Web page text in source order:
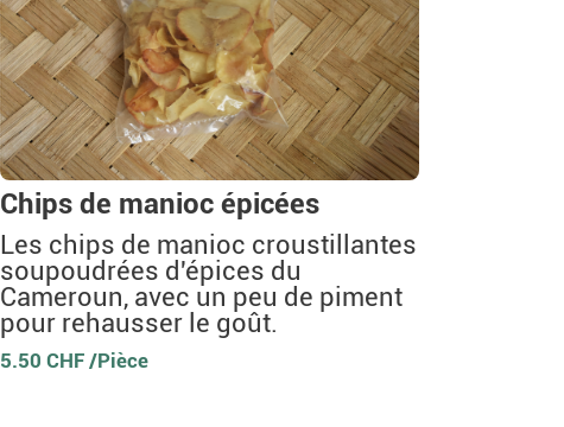
Chips de manioc épicées
Les chips de manioc croustillantes
soupoudrées d'épices du
Cameroun, avec un peu de piment
pour rehausser le goût.
5.50 CHF /Pièce